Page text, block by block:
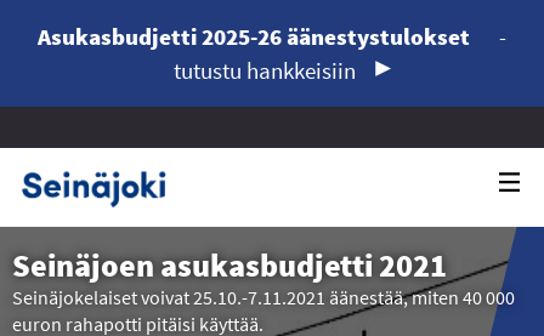
Asukasbudjetti 2025-26 äänestystulokset
-
tutustu hankkeisiin
Seinäjoen asukasbudjetti 2021
Seinäjokelaiset voivat 25.10.-7.11.2021 äänestää, miten 40 000
euron rahapotti pitäisi käyttää.